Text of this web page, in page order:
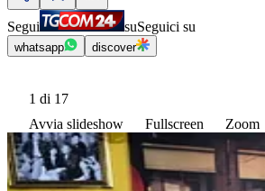
Segui suSeguici su
whatsapp discover
1 di 17
Avvia slideshow
Fullscreen Zoom